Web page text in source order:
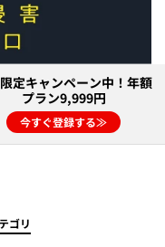
定キャンペーン中！年額
プラン9,999円
今すぐ登録する≫
ゴリ